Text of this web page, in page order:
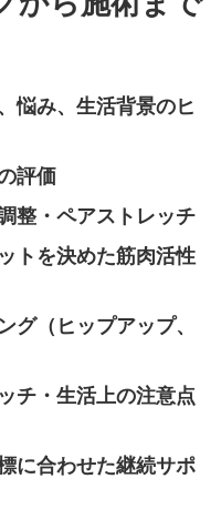
悩み、生活背景のヒ
評価
整・ペアストレッチ
トを決めた筋肉活性
グ（ヒップアップ、
チ・生活上の注意点
に合わせた継続サポ